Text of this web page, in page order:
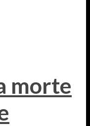
morte